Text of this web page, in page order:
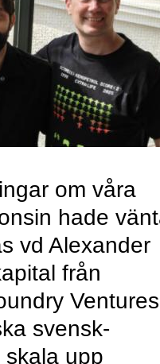
om våra
hade
vd Alexander
från
Ventures
svensk-
upp